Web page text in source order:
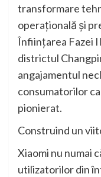
transformare
operațională și
Înființarea Fazei
districtul
angajamentul
consumatorilor
pionierat.
Construind un
Xiaomi nu numai
utilizatorilor din